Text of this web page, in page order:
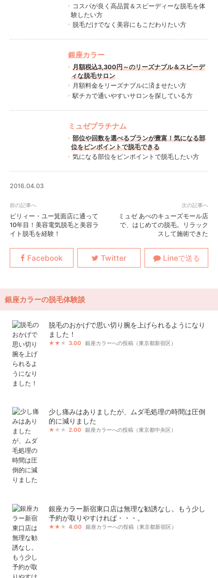
コスパが良く高品質＆スピーディーな脱毛を体
験したい方
脱毛だけでなく美容にもこだわりたい方
銀座カラー
月額税込3,300円～のリーズナブル＆スピーデ
ィな脱毛サロン
月額料金をリーズナブルに済ませたい方
駅チカで通いやすいサロンを探している方
ミュゼプラチナム
部位や回数を選べるプランが豊富！気になる部
位をピンポイントで脱毛できる
気になる部位をピンポイントで脱毛したい方
2016.04.03
ビリィー・ユー箕面店に通って
10年目！美容電気脱毛と美容ラ
イト脱毛を経験！
ミュゼ あべのキューズモール店
で、はじめての脱毛。リラック
スして施術できた
銀座カラーの脱毛体験談
脱毛のおかげで思い切り腕を上げられるようになり
ました！
3.00 銀座カラーへの投稿（東京都新宿区）
少し痛みはありましたが、ムダ毛処理の時間は圧倒
的に減りました
2.00 銀座カラーへの投稿（東京都中央区）
銀座カラー新宿東口店は無理な勧誘なし。もう少し
予約が取りやすければ・・・。
4.00 銀座カラーへの投稿（東京都新宿区）